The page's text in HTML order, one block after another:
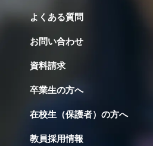
よくある質問
お問い合わせ
資料請求
卒業生の方へ
在校生（保護者）の方へ
教員採用情報